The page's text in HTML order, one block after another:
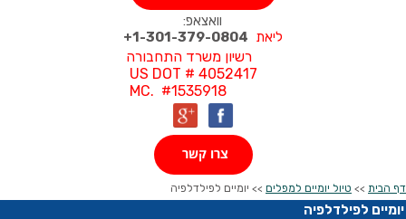
רשיון משרד התחבורה
US DOT # 4052417
MC. #1535918
וואצאפ:
ליאת 1-301-379-0804+
צרו קשר
דף הבית >> טיול יומיים למפלים >> יומיים לפילדלפיה
יומיים לפילדלפיה